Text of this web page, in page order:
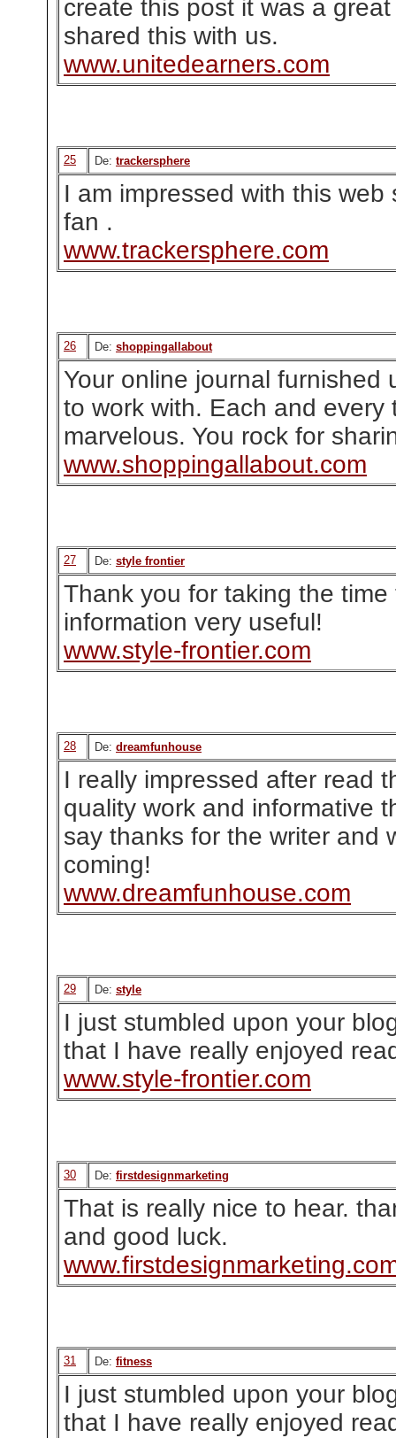
create this post it was a
shared this with us.
www.unitedearners.com
25 De: trackersphere
I am impressed with this
fan .
www.trackersphere.com
26 De: shoppingallabout
Your online journal furnished
to work with. Each and every
marvelous. You rock for
www.shoppingallabout.com
27 De: style frontier
Thank you for taking the
information very useful!
www.style-frontier.com
28 De: dreamfunhouse
I really impressed after read
quality work and informative
say thanks for the writer and
coming!
www.dreamfunhouse.com
29 De: style
I just stumbled upon your
that I have really enjoyed
www.style-frontier.com
30 De: firstdesignmarketing
That is really nice to hear.
and good luck.
31 De: fitness
I just stumbled upon your
that I have really enjoyed